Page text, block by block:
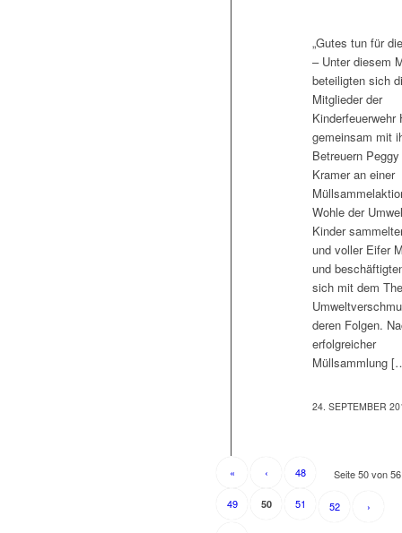
„Gutes tun für
– Unter diesem
beteiligten sich
Mitglieder der
Kinderfeuerwehr
gemeinsam mit
Betreuern
Kramer an einer
Wohle der
Kinder
und voller Eifer
und
sich mit dem
deren Folgen.
erfolgreicher
Müllsammlung
24. SEPTEMBER
Seite 50 von 56
« ‹ 48
49 50 51 52 ›